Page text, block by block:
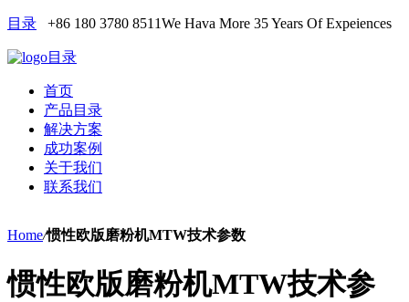
目录 +86 180 3780 8511We Hava More 35 Years Of Expeiences
目录
首页
产品目录
解决方案
成功案例
关于我们
联系我们
Home/惯性欧版磨粉机MTW技术参数
惯性欧版磨粉机MTW技术参